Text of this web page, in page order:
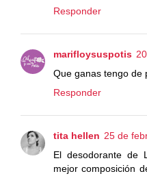
Responder
marifloysuspotis
Que ganas tengo de
Responder
tita hellen 25 de
El desodorante de
mejor composición